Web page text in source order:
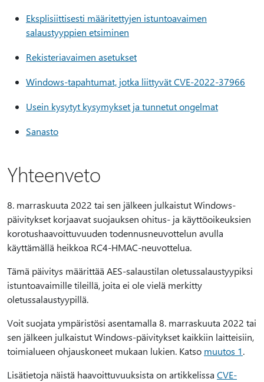
Eksplisiittisesti määritettyjen istuntoavaimen
salaustyyppien etsiminen
Rekisteriavaimen asetukset
Windows-tapahtumat, jotka liittyvät CVE-2022-37966
Usein kysytyt kysymykset ja tunnetut ongelmat
Sanasto
Yhteenveto
8. marraskuuta 2022 tai sen jälkeen julkaistut Windows-
päivitykset korjaavat suojauksen ohitus- ja käyttöoikeuksien
korotushaavoittuvuuden todennusneuvottelun avulla
käyttämällä heikkoa RC4-HMAC-neuvottelua.
Tämä päivitys määrittää AES-salaustilan oletussalaustyypiksi
istuntoavaimille tileillä, joita ei ole vielä merkitty
oletussalaustyypillä.
Voit suojata ympäristösi asentamalla 8. marraskuuta 2022 tai
sen jälkeen julkaistut Windows-päivitykset kaikkiin laitteisiin,
toimialueen ohjauskoneet mukaan lukien. Katso muutos 1.
Lisätietoja näistä haavoittuvuuksista on artikkelissa CVE-